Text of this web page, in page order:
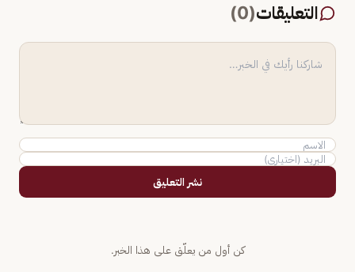
التعليقات(
0
)
نشر التعليق
كن أول من يعلّق على هذا الخبر.